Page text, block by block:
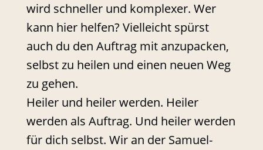
wird schneller und komplexer. Wer
kann hier helfen? Vielleicht spürst
auch du den Auftrag mit anzupacken,
selbst zu heilen und einen neuen Weg
zu gehen.
Heiler und heiler werden. Heiler
werden als Auftrag. Und heiler werden
für dich selbst. Wir an der Samuel-